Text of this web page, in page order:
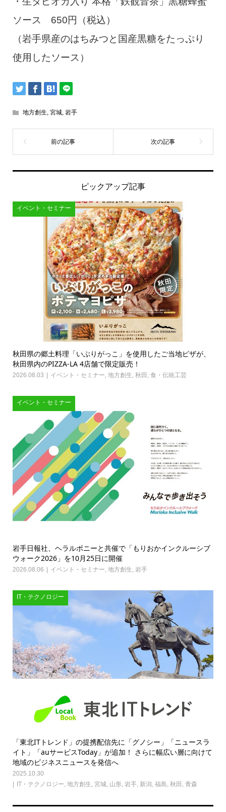
ソース 650円（税込）
（岩手県産のはちみつと国産黒糖をたっぷり
使用したソース）
地方創生, 宮城, 岩手
ピックアップ記事
イベント・セミナー
秋田県の郷土料理「いぶりがっこ」を使用したご当地ピザが、
秋田県内のPIZZA-LA 4店舗で限定販売！
2026.08.03 イベント・セミナー, 地方創生, 秋田 , 食・伝統工芸
イベント・セミナー
岩手日報社、ヘラルボニーと共催で「もりおかインクルーシブ
ウォーク2026」を10月25日に開催
2026.08.06 イベント・セミナー 地方創生 岩手
IT・テクノロジー
「東北ITトレンド」の提携配信先に「グノシー」「ニュースラ
イト」「auサービスToday」が追加！ さらに幅広い層に向けて
地域のビジネスニュースを発信へ
2025.10.30
IT・テクノロジー, 地方創生, 宮城, 山形, 岩手, 新潟, 福島, 秋田 , 青森